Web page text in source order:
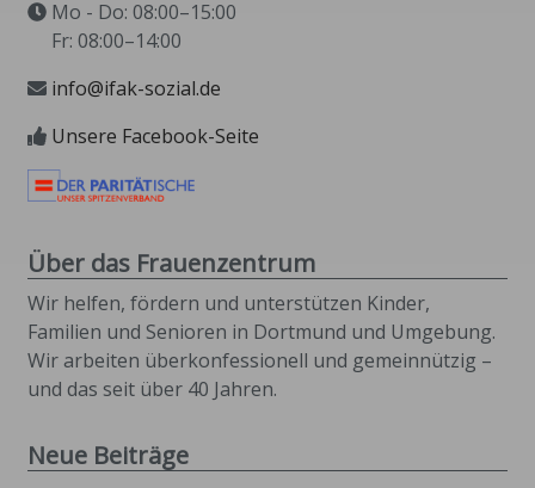
Mo - Do: 08:00–15:00
Fr: 08:00–14:00
info@ifak-sozial.de
Unsere Facebook-Seite
Über das Frauenzentrum
Wir helfen, fördern und unterstützen Kinder,
Familien und Senioren in Dortmund und Umgebung.
Wir arbeiten überkonfessionell und gemeinnützig –
und das seit über 40 Jahren.
Neue Beiträge